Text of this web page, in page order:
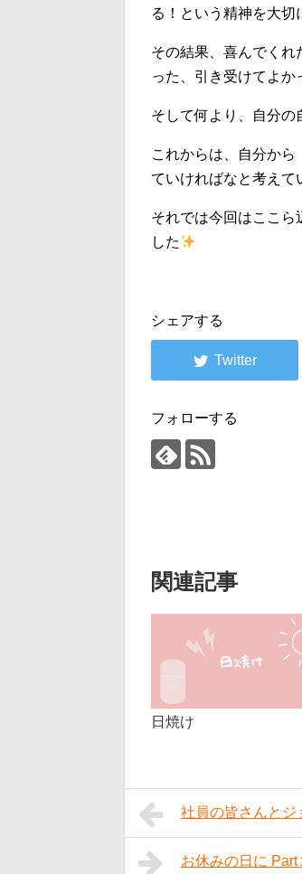
る！という精神を大切
その結果、喜んでく
った、引き受けてよか
そして何より、自分の
これからは、自分か
ていければなと考えて
それでは今回はここら
した
シェアする
フォローする
関連記事
日焼け
社員の皆さんとジ
お休みの日に Part